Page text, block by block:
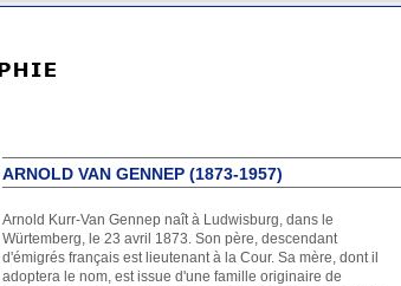
ARNOLD VAN GENNEP (1873-1957)
Arnold Kurr-Van Gennep naît à Ludwisburg, dans le
Würtemberg, le 23 avril 1873. Son père, descendant
d'émigrés français est lieutenant à la Cour. Sa mère, dont il
adoptera le nom, est issue d'une famille originaire de